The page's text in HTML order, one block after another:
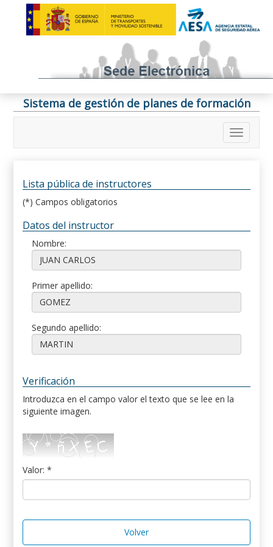
Sistema de gestión de planes de formación
Lista pública de instructores
(*) Campos obligatorios
Datos del instructor
Nombre:
Primer apellido:
Segundo apellido:
Verificación
Introduzca en el campo valor el texto que se lee en la
siguiente imagen.
Valor: *
Volver